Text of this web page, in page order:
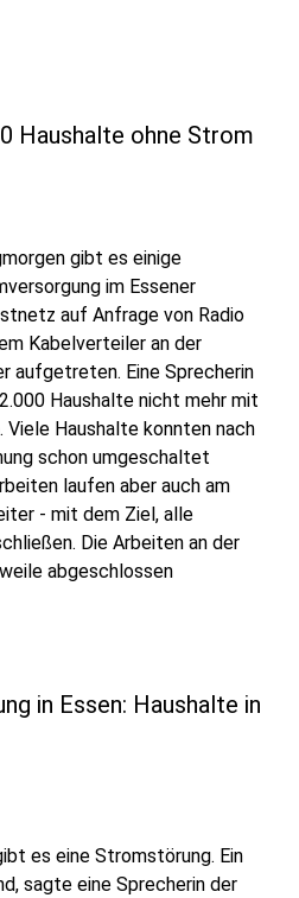
Haushalte ohne Strom
gibt es einige
im Essener
auf Anfrage von Radio
Kabelverteiler an der
aufgetreten. Eine Sprecherin
Haushalte nicht mehr mit
Haushalte konnten nach
schon umgeschaltet
laufen aber auch am
- mit dem Ziel, alle
Die Arbeiten an der
abgeschlossen
in Essen: Haushalte in
es eine Stromstörung. Ein
sagte eine Sprecherin der